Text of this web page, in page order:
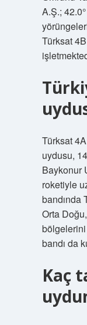
A.Ş.;
Türksat
Türksat
uydusu,
Baykonur
roketiyle
bandında
Orta
bölgelerini
bandı da
Kaç